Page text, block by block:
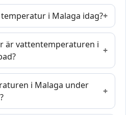
i Malaga idag?
är vattentemperaturen i
i Malaga under